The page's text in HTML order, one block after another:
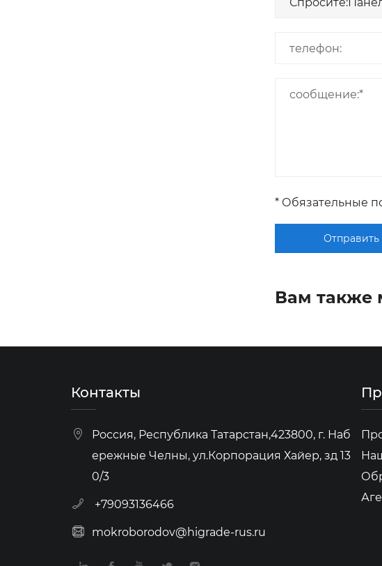
* Обязательные
Отправить
Вам также
Контакты
Россия, Республика Татарстан,423800, г. Наб
ережные Челны, ул.Корпорация Хайер, зд 13
0/3
+79093136466
mokroborodov@higrade-rus.ru